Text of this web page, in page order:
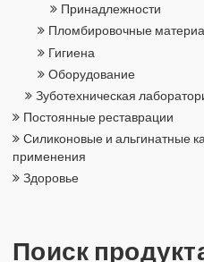
При­над­леж­но­сти
Плом­би­ро­воч­ные
Ги­ги­е­на
Обо­ру­до­ва­ние
Зу­бо­тех­ни­че­ская
По­сто­ян­ные ре­став­ра­ции
Си­ли­ко­но­вые и аль­ги­нат­ные
при­ме­не­ния
Здо­ро­вье
Поиск